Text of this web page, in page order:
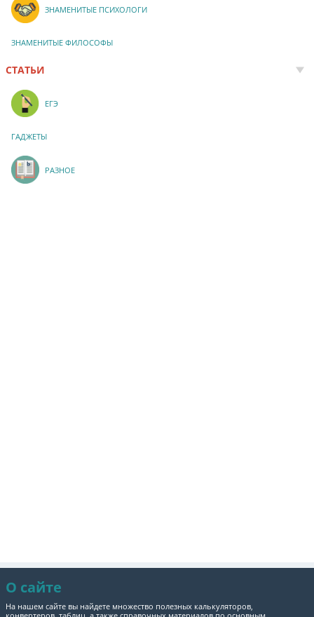
ЗНАМЕНИТЫЕ ПСИХОЛОГИ
ЗНАМЕНИТЫЕ ФИЛОСОФЫ
СТАТЬИ
ЕГЭ
ГАДЖЕТЫ
РАЗНОЕ
О сайте
На нашем сайте вы найдете множество полезных калькуляторов,